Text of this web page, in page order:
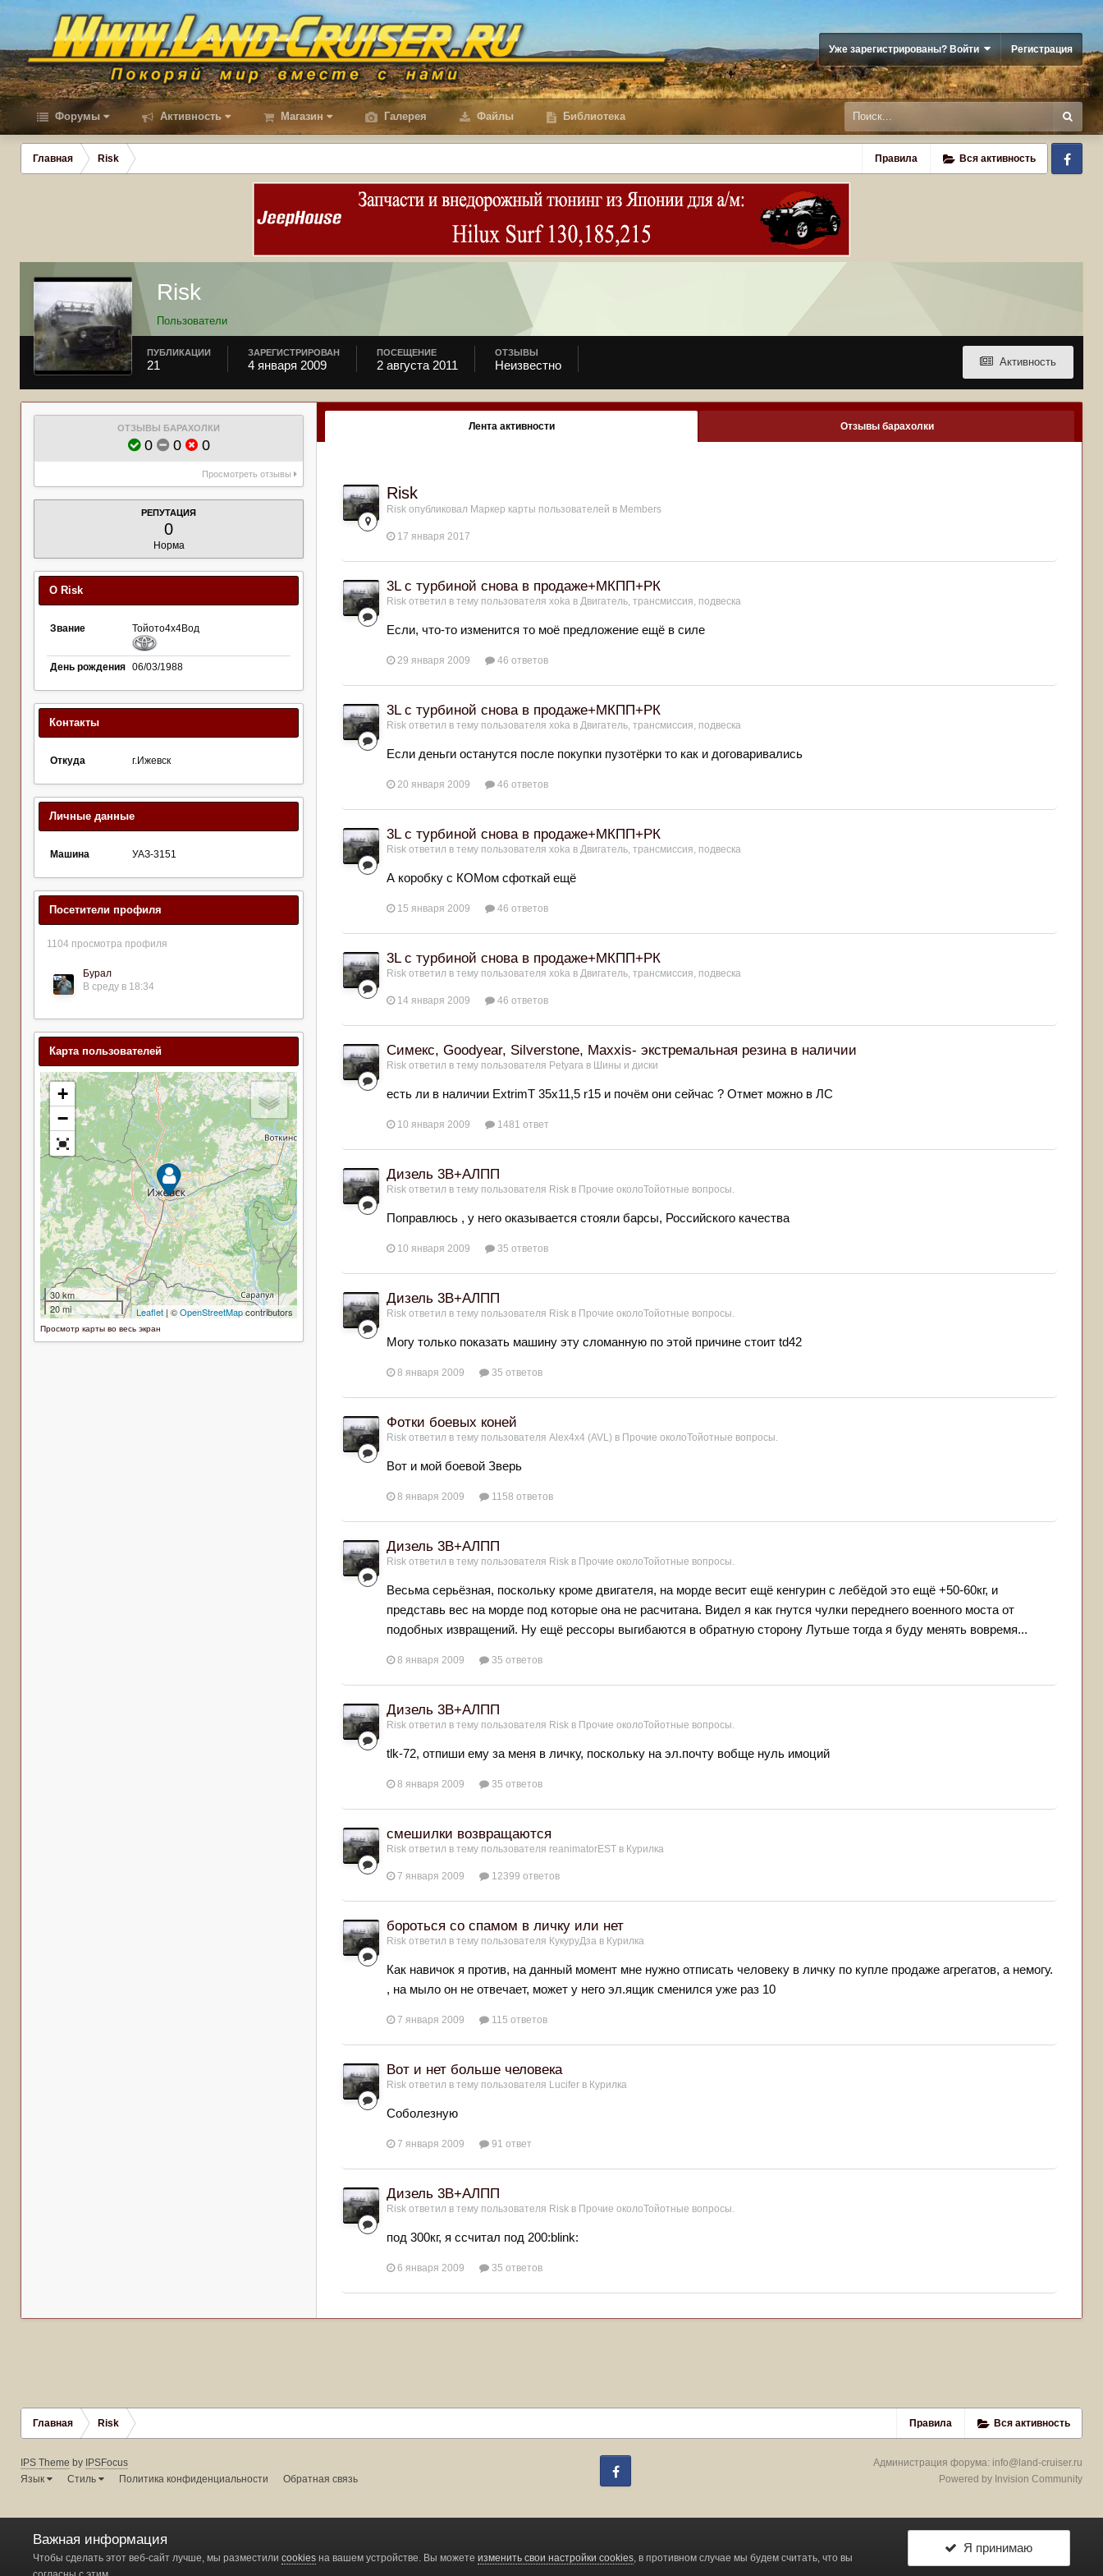
Уже зарегистрированы? Войти Регистрация
Форумы Активность Магазин Галерея Файлы Библиотека
Правила Вся активность
Главная Risk
Risk
Пользователи
Активность
ПУБЛИКАЦИИ
21
ЗАРЕГИСТРИРОВАН
4 января 2009
ПОСЕЩЕНИЕ
2 августа 2011
ОТЗЫВЫ
Неизвестно
ОТЗЫВЫ БАРАХОЛКИ
0 0 0
Просмотреть отзывы
РЕПУТАЦИЯ
0
Норма
О Risk
Звание Тойото4х4Вод
День рождения 06/03/1988
Контакты
Откуда г.Ижевск
Личные данные
Машина УАЗ-3151
Посетители профиля
1104 просмотра профиля
Бурал
В среду в 18:34
Карта пользователей
Просмотр карты во весь экран
Лента активности Отзывы барахолки
Risk
Risk опубликовал Маркер карты пользователей в Members
17 января 2017
3L с турбиной снова в продаже+МКПП+РК
Risk ответил в тему пользователя xoka в Двигатель, трансмиссия, подвеска
Если, что-то изменится то моё предложение ещё в силе
29 января 2009 46 ответов
3L с турбиной снова в продаже+МКПП+РК
Risk ответил в тему пользователя xoka в Двигатель, трансмиссия, подвеска
Если деньги останутся после покупки пузотёрки то как и договаривались
20 января 2009 46 ответов
3L с турбиной снова в продаже+МКПП+РК
Risk ответил в тему пользователя xoka в Двигатель, трансмиссия, подвеска
А коробку с КОМом сфоткай ещё
15 января 2009 46 ответов
3L с турбиной снова в продаже+МКПП+РК
Risk ответил в тему пользователя xoka в Двигатель, трансмиссия, подвеска
14 января 2009 46 ответов
Симекс, Goodyear, Silverstone, Maxxis- экстремальная резина в наличии
Risk ответил в тему пользователя Petyara в Шины и диски
есть ли в наличии ExtrimT 35х11,5 r15 и почём они сейчас ? Отмет можно в ЛС
10 января 2009 1481 ответ
Дизель 3В+АЛПП
Risk ответил в тему пользователя Risk в Прочие околоТойотные вопросы.
Поправлюсь , у него оказывается стояли барсы, Российского качества
10 января 2009 35 ответов
Дизель 3В+АЛПП
Risk ответил в тему пользователя Risk в Прочие околоТойотные вопросы.
Могу только показать машину эту сломанную по этой причине стоит td42
8 января 2009 35 ответов
Фотки боевых коней
Risk ответил в тему пользователя Alex4x4 (AVL) в Прочие околоТойотные вопросы.
Вот и мой боевой Зверь
8 января 2009 1158 ответов
Дизель 3В+АЛПП
Risk ответил в тему пользователя Risk в Прочие околоТойотные вопросы.
Весьма серьёзная, поскольку кроме двигателя, на морде весит ещё кенгурин с лебёдой это ещё +50-60кг, и
представь вес на морде под которые она не расчитана. Видел я как гнутся чулки переднего военного моста от
подобных извращений. Ну ещё рессоры выгибаются в обратную сторону Лутьше тогда я буду менять вовремя...
8 января 2009 35 ответов
Дизель 3В+АЛПП
Risk ответил в тему пользователя Risk в Прочие околоТойотные вопросы.
tlk-72, отпиши ему за меня в личку, поскольку на эл.почту вобще нуль имоций
8 января 2009 35 ответов
смешилки возвращаются
Risk ответил в тему пользователя reanimatorEST в Курилка
7 января 2009 12399 ответов
бороться со спамом в личку или нет
Risk ответил в тему пользователя КукуруДза в Курилка
Как навичок я против, на данный момент мне нужно отписать человеку в личку по купле продаже агрегатов, а немогу.
, на мыло он не отвечает, может у него эл.ящик сменился уже раз 10
7 января 2009 115 ответов
Вот и нет больше человека
Risk ответил в тему пользователя Lucifer в Курилка
Соболезную
7 января 2009 91 ответ
Дизель 3В+АЛПП
Risk ответил в тему пользователя Risk в Прочие околоТойотные вопросы.
под 300кг, я ссчитал под 200:blink:
6 января 2009 35 ответов
Правила Вся активность
Главная Risk
IPS Theme by IPSFocus
Язык
Стиль Политика конфиденциальности Обратная связь
Администрация форума: info@land-cruiser.ru
Powered by Invision Community
Важная информация
Чтобы сделать этот веб-сайт лучше, мы разместили cookies на вашем устройстве. Вы можете изменить свои настройки cookies, в противном случае мы будем считать, что вы
Я принимаю